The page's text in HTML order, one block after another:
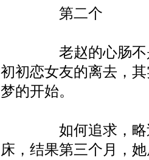
第二个
老赵的心肠不是开
初初恋女友的离去，
梦的开始。
如何追求，略过
床，结果第三个月，